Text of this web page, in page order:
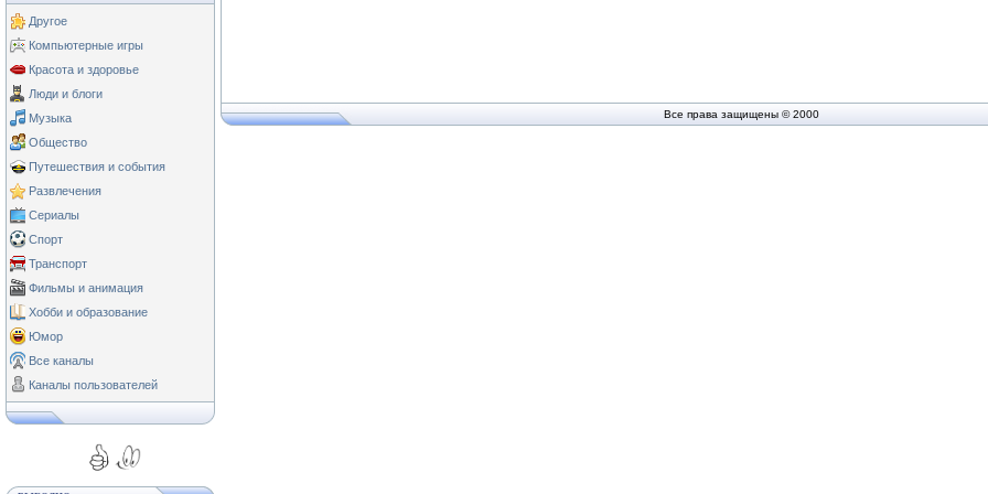
Другое
Компьютерные игры
Красота и здоровье
Люди и блоги
Музыка
Общество
Путешествия и события
Развлечения
Сериалы
Спорт
Транспорт
Фильмы и анимация
Хобби и образование
Юмор
Все каналы
Каналы пользователей
Все права защищены © 2000